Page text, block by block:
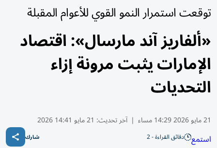
توقعت استمرار النمو القوي للأعوام المقبلة
«ألفاريز آند مارسال»: اقتصاد
الإمارات يثبت مرونة إزاء
التحديات
21 مايو 2026 14:29 مساء | آخر تحديث: 21 مايو 14:41 2026
استمع دقائق القراءة - 2 شارك